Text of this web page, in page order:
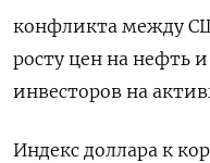
конфликта между
росту цен на нефть
инвесторов ​на
Индекс доллара к